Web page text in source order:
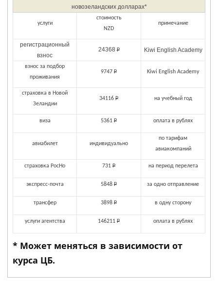
новозеландских долларах*
услуги
стоимость
NZD
примечание
регистрационный
взнос
24368 Р Kiwi English Academy
взнос за подбор
проживания
9747 Р Kiwi English Academy
страховка в Новой
Зеландии
34116 Р на учебный год
виза 5361 Р оплата в рублях
авиабилет индивидуально
по тарифам
авиакомпаний
страховка РосНо 731 Р на период перелета
экспресс-почта 5848 Р за одно отправление
трансфер 3898 Р в одну сторону
услуги агентства 146211 Р оплата в рублях
* Может меняться в зависимости от
курса ЦБ.